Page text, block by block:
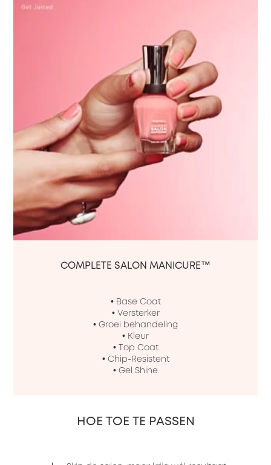
COMPLETE SALON MANICURE™
• Base Coat
• Versterker
• Groei behandeling
• Kleur
• Top Coat
• Chip-Resistent
• Gel Shine
HOE TOE TE PASSEN